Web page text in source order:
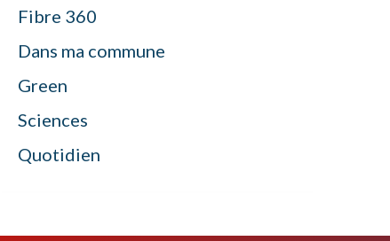
Fibre 360
Dans ma commune
Green
Sciences
Quotidien